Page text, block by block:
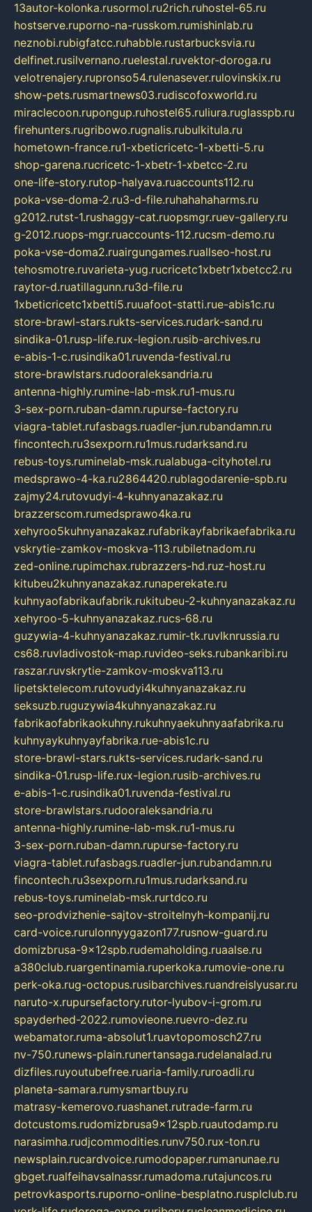
13autor-kolonka.rusormol.ru2rich.ruhostel-65.ru
hostserve.ruporno-na-russkom.rumishinlab.ru
neznobi.rubigfatcc.ruhabble.rustarbucksvia.ru
delfinet.rusilvernano.ruelestal.ruvektor-doroga.ru
velotrenajery.rupronso54.rulenasever.rulovinskix.ru
show-pets.rusmartnews03.rudiscofoxworld.ru
miraclecoon.rupongup.ruhostel65.ruliura.ruglasspb.ru
firehunters.rugribowo.rugnalis.rubulkitula.ru
hometown-france.ru1-xbeticricetc-1-xbetti-5.ru
shop-garena.rucricetc-1-xbetr-1-xbetcc-2.ru
one-life-story.rutop-halyava.ruaccounts112.ru
poka-vse-doma-2.ru3-d-file.ruhahahaharms.ru
g2012.rutst-1.rushaggy-cat.ruopsmgr.ruev-gallery.ru
g-2012.ruops-mgr.ruaccounts-112.rucsm-demo.ru
poka-vse-doma2.ruairgungames.ruallseo-host.ru
tehosmotre.ruvarieta-yug.rucricetc1xbetr1xbetcc2.ru
raytor-d.ruatillagunn.ru3d-file.ru
1xbeticricetc1xbetti5.ruuafoot-statti.rue-abis1c.ru
store-brawl-stars.rukts-services.rudark-sand.ru
sindika-01.rusp-life.rux-legion.rusib-archives.ru
e-abis-1-c.rusindika01.ruvenda-festival.ru
store-brawlstars.rudooraleksandria.ru
antenna-highly.rumine-lab-msk.ru1-mus.ru
3-sex-porn.ruban-damn.rupurse-factory.ru
viagra-tablet.rufasbags.ruadler-jun.rubandamn.ru
fincontech.ru3sexporn.ru1mus.rudarksand.ru
rebus-toys.ruminelab-msk.rualabuga-cityhotel.ru
medsprawo-4-ka.ru2864420.rublagodarenie-spb.ru
zajmy24.rutovudyi-4-kuhnyanazakaz.ru
brazzerscom.rumedsprawo4ka.ru
xehyroo5kuhnyanazakaz.rufabrikayfabrikaefabrika.ru
vskrytie-zamkov-moskva-113.rubiletnadom.ru
zed-online.rupimchax.rubrazzers-hd.ruz-host.ru
kitubeu2kuhnyanazakaz.runaperekate.ru
kuhnyaofabrikaufabrik.rukitubeu-2-kuhnyanazakaz.ru
xehyroo-5-kuhnyanazakaz.rucs-68.ru
guzywia-4-kuhnyanazakaz.rumir-tk.ruvlknrussia.ru
cs68.ruvladivostok-map.ruvideo-seks.rubankaribi.ru
raszar.ruvskrytie-zamkov-moskva113.ru
lipetsktelecom.rutovudyi4kuhnyanazakaz.ru
seksuzb.ruguzywia4kuhnyanazakaz.ru
fabrikaofabrikaokuhny.rukuhnyaekuhnyaafabrika.ru
kuhnyaykuhnyayfabrika.rue-abis1c.ru
store-brawl-stars.rukts-services.rudark-sand.ru
sindika-01.rusp-life.rux-legion.rusib-archives.ru
e-abis-1-c.rusindika01.ruvenda-festival.ru
store-brawlstars.rudooraleksandria.ru
antenna-highly.rumine-lab-msk.ru1-mus.ru
3-sex-porn.ruban-damn.rupurse-factory.ru
viagra-tablet.rufasbags.ruadler-jun.rubandamn.ru
fincontech.ru3sexporn.ru1mus.rudarksand.ru
rebus-toys.ruminelab-msk.rurtdco.ru
seo-prodvizhenie-sajtov-stroitelnyh-kompanij.ru
card-voice.rurulonnyygazon177.rusnow-guard.ru
domizbrusa-9x12spb.rudemaholding.ruaalse.ru
a380club.ruargentinamia.ruperkoka.rumovie-one.ru
perk-oka.rug-octopus.rusibarchives.ruandreislyusar.ru
naruto-x.rupursefactory.rutor-lyubov-i-grom.ru
spayderhed-2022.rumovieone.ruevro-dez.ru
webamator.ruma-absolut1.ruavtopomosch27.ru
nv-750.runews-plain.runertansaga.rudelanalad.ru
dizfiles.ruyoutubefree.ruaria-family.ruroadli.ru
planeta-samara.rumysmartbuy.ru
matrasy-kemerovo.ruashanet.rutrade-farm.ru
dotcustoms.rudomizbrusa9x12spb.ruautodamp.ru
narasimha.rudjcommodities.runv750.rux-ton.ru
newsplain.rucardvoice.rumodopaper.rumanunae.ru
gbget.rualfeihavsalnassr.rumadoma.rutajuncos.ru
petrovkasports.ruporno-online-besplatno.rusplclub.ru